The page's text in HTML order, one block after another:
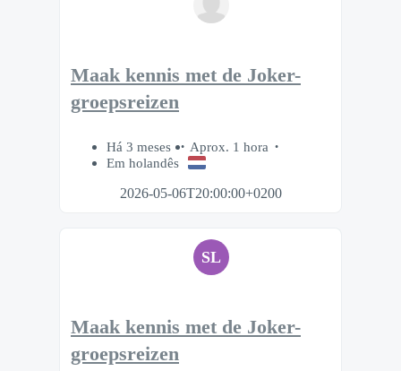
Maak kennis met de Joker-
groepsreizen
Há 3 meses
Aprox. 1 hora
Em holandês
2026-05-06T20:00:00+0200
SL
Maak kennis met de Joker-
groepsreizen